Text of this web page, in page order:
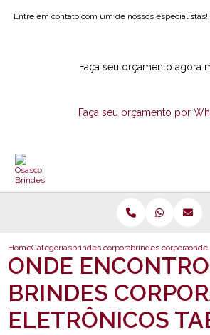
Entre em contato com um de nossos especialistas!
Faça seu orçamento agora
Faça seu orçamento por
HomeCategoriasbrindes corporativosbrindes corporativos
onde
ONDE ENCONTRO
BRINDES
ELETRÔNICOS